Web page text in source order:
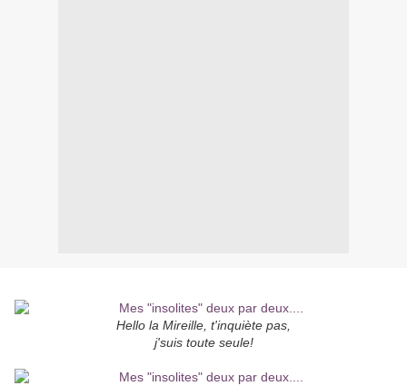
Hello la Mireille, t'inquiète pas,
j'suis toute seule!